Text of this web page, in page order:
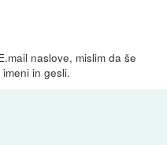
naslove, mislim da še
in gesli.